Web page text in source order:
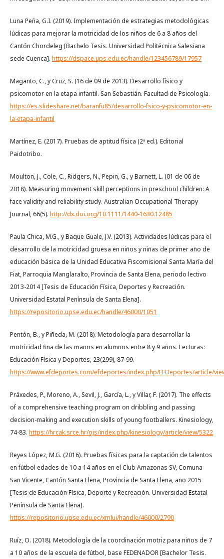
Luna Peña, G.I. (2019). Implementación de estrategias metodológicas
lúdicas para mejorar la motricidad de los niños de 6 a 8 años del
Cantón Chordeleg [Bachelo Tesis. Universidad Politécnica Salesiana
sede Cuenca]. https://dspace.ups.edu.ec/handle/123456789/17957
Maganto, C., y Cruz, S. (16 de 09 de 2013). Desarrollo físico y
psicomotor en la etapa infantil. San Sebastián. Facultad de Psicología.
https://es.slideshare.net/baranfu85/desarrollo-fsico-y-psicomotor-en-
la-etapa-infantil
Martínez, E. (2017). Pruebas de aptitud física (2ª ed.). Editorial
Paidotribo.
Moulton, J., Cole, C., Ridgers, N., Pepin, G., y Barnett, L. (01 de 06 de
2018). Measuring movement skill perceptions in preschool children: A
face validity and reliability study. Australian Occupational Therapy
Journal, 66(5). http://dx.doi.org/10.1111/1440-1630.12485
Paula Chica, M.G., y Baque Guale, J.V. (2013). Actividades lúdicas para el
desarrollo de la motricidad gruesa en niños y niñas de primer año de
educación básica de la Unidad Educativa Fiscomisional Santa María del
Fiat, Parroquia Manglaralto, Provincia de Santa Elena, periodo lectivo
2013-2014 [Tesis de Educación Física, Deportes y Recreación.
Universidad Estatal Península de Santa Elena].
https://repositorio.upse.edu.ec/handle/46000/1051
Pentón, B., y Piñeda, M. (2018). Metodología para desarrollar la
motricidad fina de las manos en alumnos entre 8 y 9 años. Lecturas:
Educación Física y Deportes, 23(299), 87-99.
https://www.efdeportes.com/efdeportes/index.php/EFDeportes/article/
Práxedes, P., Moreno, A., Sevil, J., García, L., y Villar, F. (2017). The effects
of a comprehensive teaching program on dribbling and passing
decision-making and execution skills of young footballers. Kinesiology,
74-83. https://hrcak.srce.hr/ojs/index.php/kinesiology/article/view/5322
Reyes López, M.G. (2016). Pruebas físicas para la captación de talentos
en fútbol edades de 10 a 14 años en el Club Amazonas SV, Comuna
San Vicente, Cantón Santa Elena, Provincia de Santa Elena, año 2015
[Tesis de Educación Física, Deporte y Recreación. Universidad Estatal
Península de Santa Elena].
https://repositorio.upse.edu.ec/xmlui/handle/46000/2790
Ruíz, O. (2018). Metodología de la coordinación motriz para niños de 7
a 10 años de la escuela de fútbol, base FEDENADOR [Bachelor Tesis.